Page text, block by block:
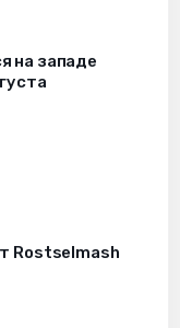
на западе
Rostselmash